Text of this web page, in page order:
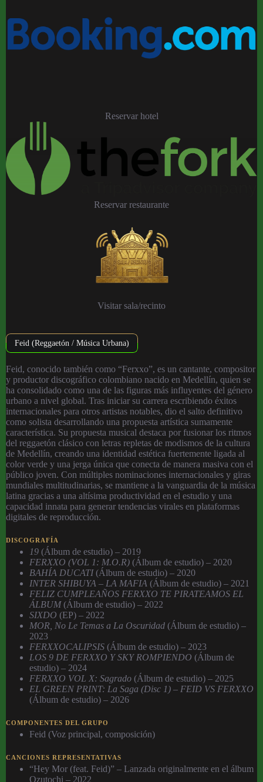
Reservar hotel
Reservar restaurante
Visitar sala/recinto
Feid (Reggaetón / Música Urbana)
Feid, conocido también como “Ferxxo”, es un cantante, compositor
y productor discográfico colombiano nacido en Medellín, quien se
ha consolidado como una de las figuras más influyentes del género
urbano a nivel global. Tras iniciar su carrera escribiendo éxitos
internacionales para otros artistas notables, dio el salto definitivo
como solista desarrollando una propuesta artística sumamente
característica. Su propuesta musical destaca por fusionar los ritmos
del reggaetón clásico con letras repletas de modismos de la cultura
de Medellín, creando una identidad estética fuertemente ligada al
color verde y una jerga única que conecta de manera masiva con el
público joven. Con múltiples nominaciones internacionales y giras
mundiales multitudinarias, se mantiene a la vanguardia de la música
latina gracias a una altísima productividad en el estudio y una
capacidad innata para generar tendencias virales en plataformas
digitales de reproducción.
DISCOGRAFÍA
19 (Álbum de estudio) – 2019
FERXXO (VOL 1: M.O.R) (Álbum de estudio) – 2020
BAHÍA DUCATI(Álbum de estudio) – 2020
INTER SHIBUYA – LA MAFIA (Álbum de estudio) – 2021
FELIZ CUMPLEAÑOS FERXXO TE PIRATEAMOS EL
ÁLBUM(Álbum de estudio) – 2022
SIXDO (EP) – 2022
MOR, No Le Temas a La Oscuridad (Álbum de estudio) –
2023
FERXXOCALIPSIS (Álbum de estudio) – 2023
LOS 9 DE FERXXO Y SKY ROMPIENDO (Álbum de
estudio) – 2024
FERXXO VOL X: Sagrado (Álbum de estudio) – 2025
EL GREEN PRINT: La Saga (Disc 1) – FEID VS FERXXO
(Álbum de estudio) – 2026
COMPONENTES DEL GRUPO
Feid (Voz principal, composición)
CANCIONES REPRESENTATIVAS
“Hey Mor (feat. Feid)” – Lanzada originalmente en el álbum
Ozutochi – 2022